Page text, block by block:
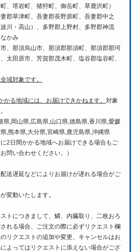
、塔岩町、猪狩町、御岳町、草鹿沢町）
郡草津町、吾妻郡長野原町、吾妻郡中之
川・高山）、多野郡上野村、多野郡神流
かみ
、那須烏山市、那須郡那須町、那須郡那珂
太田原市、芳賀郡茂木町、塩谷郡塩谷町、
域対象です。
る地域には、お届けできかねます。 対象
県,岡山県,広島県,山口県,徳島県,香川県,愛媛
,熊本県,大分県,宮崎県,鹿児島県,沖縄県
2日間かかる地域へお届けできる場合もご
問い合わせください。）
送遅延などによりお届けが遅れる場合がご
変動いたします。
トにつきまして、鱗、内臓取り、二枚おろ
れる場合、ご注文の際に必ずリクエスト欄
リクエストの追加や変更、キャンセルはお
よってはリクエストに添えない場合がござ